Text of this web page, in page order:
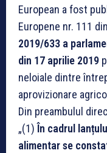
European a fost
Europene nr. 111
2019/633 a
din 17 aprilie 2019
neloiale dintre
aprovizionare
Din preambulul
„(1) În cadrul
alimentar se